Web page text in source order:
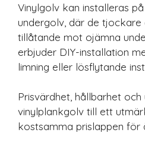
Vinylgolv kan installeras
undergolv, där de
tillåtande mot ojämna
erbjuder DIY-installation
limning eller lösflytande
Prisvärdhet, hållbarhet
vinylplankgolv till ett
kostsamma prislappen